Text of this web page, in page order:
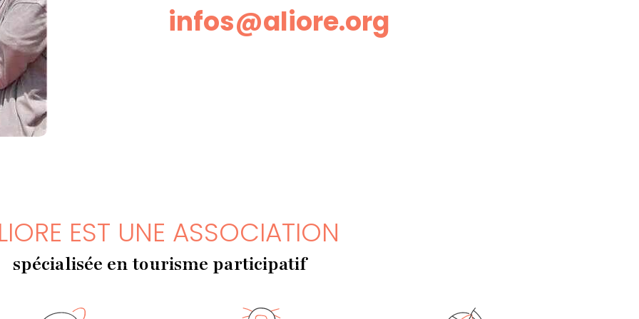
infos@aliore.org
EST UNE ASSOCIATION
spécialisée en tourisme participatif